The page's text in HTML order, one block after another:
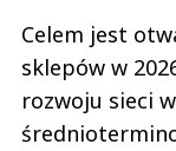
Celem jest
sklepów w
rozwoju sieci